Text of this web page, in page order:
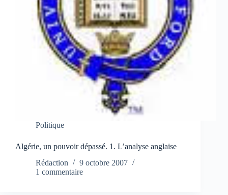
Politique
Algérie, un pouvoir dépassé. 1. L’analyse anglaise
Rédaction
9 octobre 2007
1 commentaire